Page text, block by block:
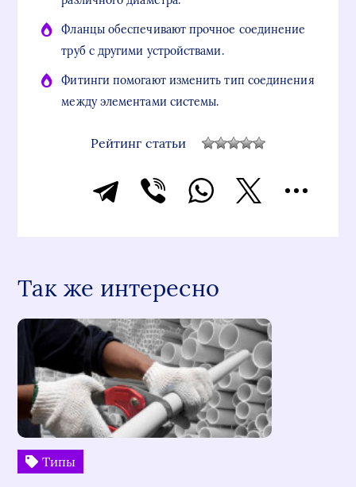
Фланцы обеспечивают прочное соединение
труб с другими устройствами.
Фитинги помогают изменить тип соединения
между элементами системы.
Рейтинг статьи
Так же интересно
Типы